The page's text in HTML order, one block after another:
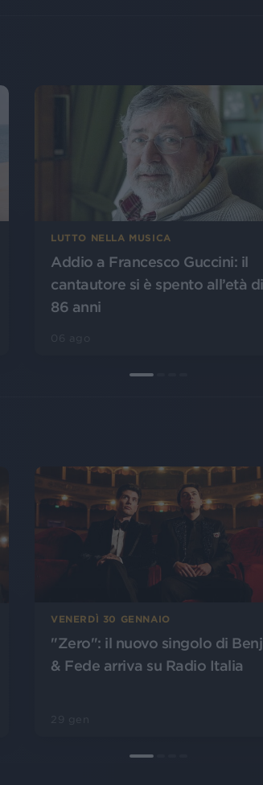
LUTTO NELLA MUSICA
Addio a Francesco Guccini: il
cantautore si è spento all’età di
86 anni
VENERDÌ 30 GENNAIO
"Zero": il nuovo singolo di
& Fede arriva su Radio Italia